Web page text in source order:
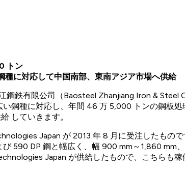
トン
種に対応して中国南部、東南アジア市場へ供給
鋼鉄有限公司（Baosteel Zhanjiang Iron &
鋼種に対応し、年間 46 万 5,000 トンの鋼板
していきます。
Japan が 2013 年 8 月に受注したも
590 DP 鋼と幅広く、幅 900 mm～1,860 mm
Japan が供給したもので、こちらも稼